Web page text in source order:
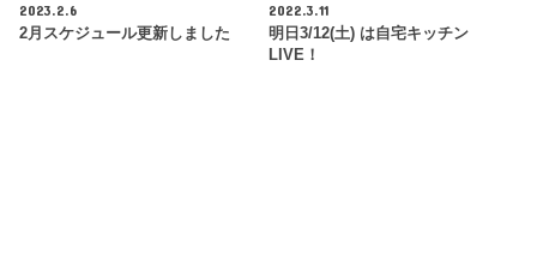
2023.2.6
2月スケジュール更新しました
2022.3.11
明日3/12(土) は自宅キッチン
LIVE！